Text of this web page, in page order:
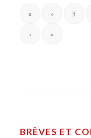
« ‹ 3
› »
BRÈVES ET